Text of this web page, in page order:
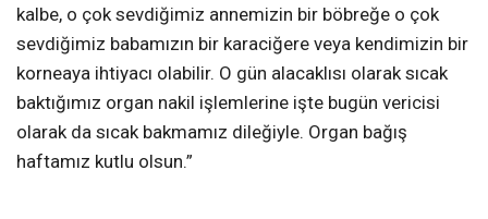
kalbe, o çok sevdiğimiz annemizin bir böbreğe o çok
sevdiğimiz babamızın bir karaciğere veya kendimizin bir
korneaya ihtiyacı olabilir. O gün alacaklısı olarak sıcak
baktığımız organ nakil işlemlerine işte bugün vericisi
olarak da sıcak bakmamız dileğiyle. Organ bağış
haftamız kutlu olsun.”